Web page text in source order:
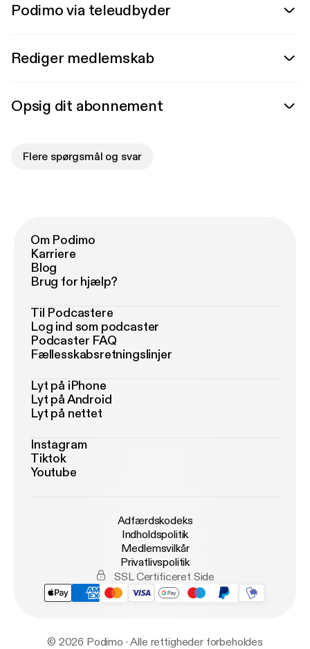
Podimo via teleudbyder
Rediger medlemskab
Opsig dit abonnement
Flere spørgsmål og svar
Om Podimo
Karriere
Blog
Brug for hjælp?
Til Podcastere
Log ind som podcaster
Podcaster FAQ
Fællesskabsretningslinjer
Lyt på iPhone
Lyt på Android
Lyt på nettet
Instagram
Tiktok
Youtube
Adfærdskodeks
Indholdspolitik
Medlemsvilkår
Privatlivspolitik
SSL Certificeret Side
© 2026 Podimo · Alle rettigheder forbeholdes